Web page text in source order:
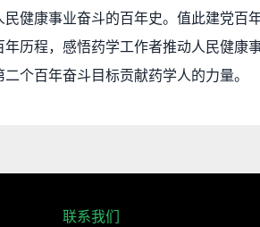
健康事业奋斗的百年史。值此建党百
历程，感悟药学工作者推动人民健康
个百年奋斗目标贡献药学人的力量。
联系我们